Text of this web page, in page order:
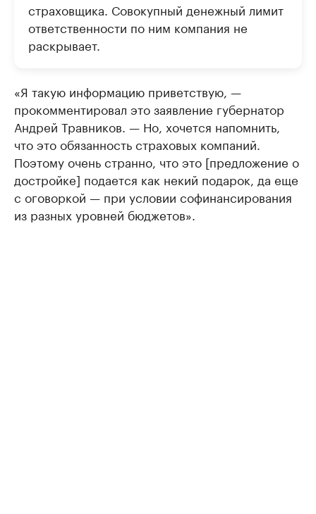
страховщика. Совокупный денежный лимит
ответственности по ним компания не
раскрывает.
«Я такую информацию приветствую, —
прокомментировал это заявление губернатор
Андрей Травников. — Но, хочется напомнить,
что это обязанность страховых компаний.
Поэтому очень странно, что это [предложение о
достройке] подается как некий подарок, да еще
с оговоркой — при условии софинансирования
из разных уровней бюджетов».